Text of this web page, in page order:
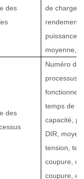
des
de charge/
rendement,
puissance
moyenne,
des
Numéro de
processus,
temps de
capacité,
DIR,
tension,
coupure,
coupure,